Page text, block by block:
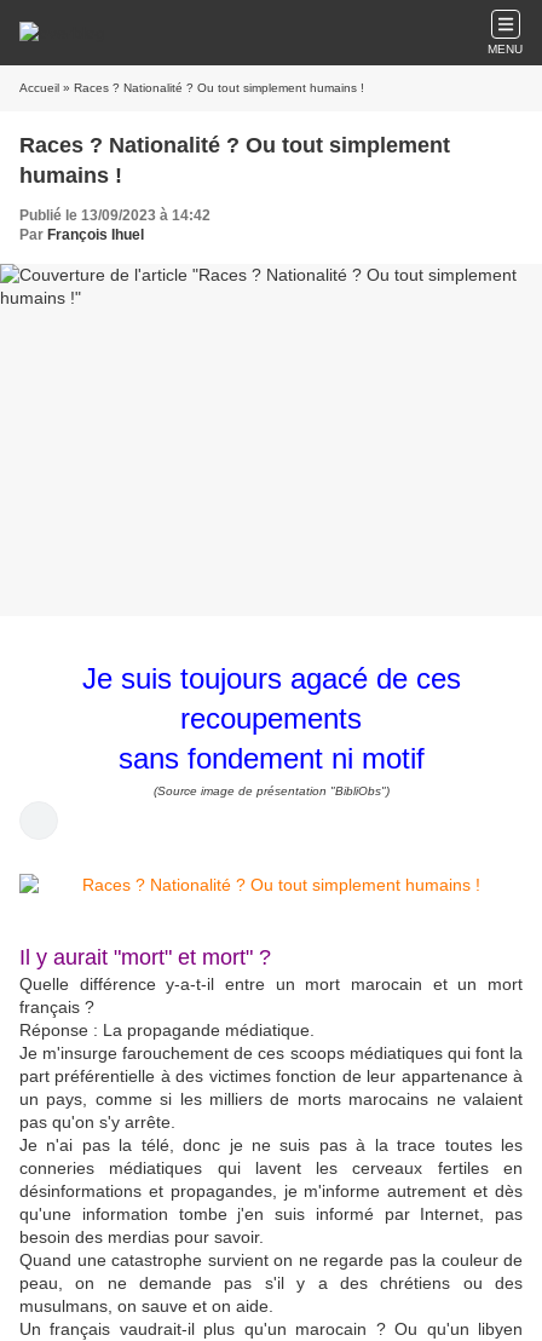
MENU
Accueil » Races ? Nationalité ? Ou tout simplement humains !
Races ? Nationalité ? Ou tout simplement
humains !
Publié le 13/09/2023 à 14:42
Par François Ihuel
Je suis toujours agacé de ces
recoupements
sans fondement ni motif
(Source image de présentation "BibliObs")
Il y aurait "mort" et mort" ?
Quelle différence y-a-t-il entre un mort marocain et un mort
français ?
Réponse : La propagande médiatique.
Je m'insurge farouchement de ces scoops médiatiques qui font la
part préférentielle à des victimes fonction de leur appartenance à
un pays, comme si les milliers de morts marocains ne valaient
pas qu'on s'y arrête.
Je n'ai pas la télé, donc je ne suis pas à la trace toutes les
conneries médiatiques qui lavent les cerveaux fertiles en
désinformations et propagandes, je m'informe autrement et dès
qu'une information tombe j'en suis informé par Internet, pas
besoin des merdias pour savoir.
Quand une catastrophe survient on ne regarde pas la couleur de
peau, on ne demande pas s'il y a des chrétiens ou des
musulmans, on sauve et on aide.
Un français vaudrait-il plus qu'un marocain ? Ou qu'un libyen